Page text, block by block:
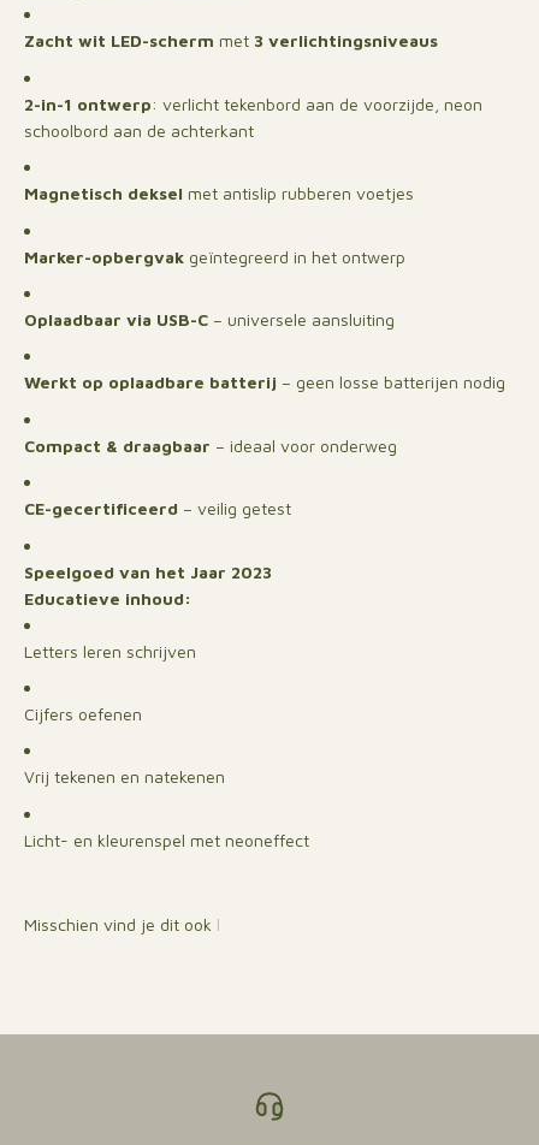
Zacht wit LED-scherm met 3 verlichtingsniveaus
2-in-1 ontwerp: verlicht tekenbord aan de voorzijde, neon
schoolbord aan de achterkant
Magnetisch deksel met antislip rubberen voetjes
Marker-opbergvak geïntegreerd in het ontwerp
Oplaadbaar via USB-C – universele aansluiting
Werkt op oplaadbare batterij – geen losse batterijen nodig
Compact & draagbaar – ideaal voor onderweg
CE-gecertificeerd – veilig getest
Speelgoed van het Jaar 2023
Educatieve inhoud:
Letters leren schrijven
Cijfers oefenen
Vrij tekenen en natekenen
Licht- en kleurenspel met neoneffect